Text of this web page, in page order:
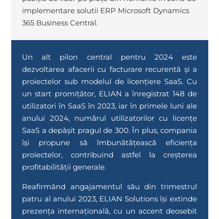
implementare solutii ERP Microsoft Dynamics
365 Business Central.
Un alt pilon central pentru 2024 este
dezvoltarea afacerii cu facturare recurentă și a
proiectelor sub modelul de licențiere SaaS. Cu
un start promițător, ELIAN a înregistrat 148 de
utilizatori în SaaS în 2023, iar în primele luni ale
anului 2024, numărul utilizatorilor cu licențe
SaaS a depășit pragul de 300. În plus, compania
își propune să îmbunătățească eficiența
proiectelor, contribuind astfel la creșterea
profitabilității generale.
Reafirmând angajamentul său din trimestrul
patru al anului 2023, ELIAN Solutions își extinde
prezența internațională, cu un accent deosebit